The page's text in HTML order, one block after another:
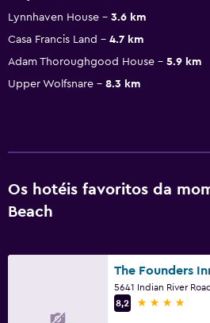
Lynnhaven House
3.6 km
Casa Francis Land
4.7 km
Adam Thoroughgood House
5.9 km
Upper Wolfsnare
8.3 km
Os hotéis favoritos da
Beach
8,2
4 estrelas